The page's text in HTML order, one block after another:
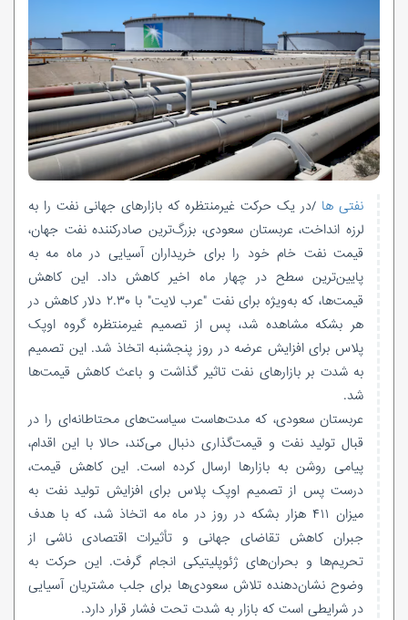
نفتی ها /در یک حرکت غیرمنتظره که بازارهای جهانی نفت را به
لرزه انداخت، عربستان سعودی، بزرگ‌ترین صادرکننده نفت جهان،
قیمت نفت خام خود را برای خریداران آسیایی در ماه مه به
پایین‌ترین سطح در چهار ماه اخیر کاهش داد. این کاهش
قیمت‌ها، که به‌ویژه برای نفت "عرب لایت" با ۲.۳۰ دلار کاهش در
هر بشکه مشاهده شد، پس از تصمیم غیرمنتظره گروه اوپک
پلاس برای افزایش عرضه در روز پنجشنبه اتخاذ شد. این تصمیم
به شدت بر بازارهای نفت تاثیر گذاشت و باعث کاهش قیمت‌ها
شد.
عربستان سعودی، که مدت‌هاست سیاست‌های محتاطانه‌ای را در
قبال تولید نفت و قیمت‌گذاری دنبال می‌کند، حالا با این اقدام،
پیامی روشن به بازارها ارسال کرده است. این کاهش قیمت،
درست پس از تصمیم اوپک پلاس برای افزایش تولید نفت به
میزان ۴۱۱ هزار بشکه در روز در ماه مه اتخاذ شد، که با هدف
جبران کاهش تقاضای جهانی و تأثیرات اقتصادی ناشی از
تحریم‌ها و بحران‌های ژئوپلیتیکی انجام گرفت. این حرکت به
وضوح نشان‌دهنده تلاش سعودی‌ها برای جلب مشتریان آسیایی
در شرایطی است که بازار به شدت تحت فشار قرار دارد.